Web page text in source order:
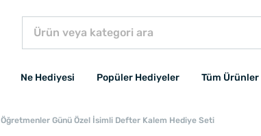
Ne Hediyesi Popüler Hediyeler Tüm Ürünler
Öğretmenler Günü Özel İsimli Defter Kalem Hediye Seti